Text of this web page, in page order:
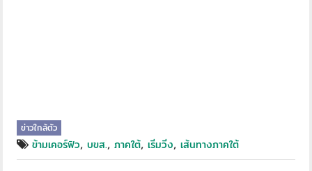
ข่าวใกล้ตัว
ข้ามเคอร์ฟิว,บขส.,ภาคใต้,เริ่มวิ่ง,เส้นทางภาคใต้